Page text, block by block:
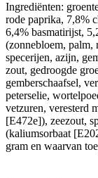
Ingrediënten:
rode paprika, 7,8%
6,4% basmatirijst,
(zonnebloem, palm,
specerijen, azijn,
zout, gedroogde
gemberschaafsel,
peterselie,
vetzuren, veresterd
[E472e]), zeezout,
(kaliumsorbaat
gram en waarvan